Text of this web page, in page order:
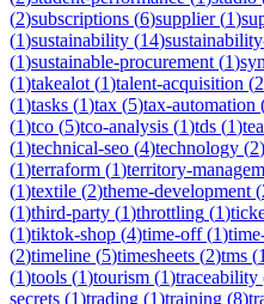
(2)subscriptions (6)supplier(1)
(1)sustainability (14)
(1)sustainable-procurement (1)
(1)takealot (1)talent-acquisition (2
(1)tasks (1)tax (5)tax-automation
(1)tco (5)tco-analysis (1)tds (1)
(1)technical-seo (4)technology (2)
(1)terraform (1)territory-
(1)textile (2)theme-development (
(1)third-party (1)throttling (1)
(1)tiktok-shop (4)time-off(1)
(2)timeline (5)timesheets (2)tms (1
(1)tools (1)tourism (1)traceability
secrets (1)trading (1)training (8)